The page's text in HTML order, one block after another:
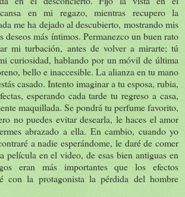
en mi regazo, mientras recupero la
me ha dejado al descubierto, mostrando mis
deseos más íntimos. Permanezco un buen rato
mi turbación, antes de volver a mirarte; tú
curiosidad, hablando por un móvil de última
bello e inaccesible. La alianza en tu mano
casado. Intento imaginar a tu esposa, rubia,
esperando cada tarde tu regreso a casa,
maquillada. Se pondrá tu perfume favorito,
no puedes evitar desearla, le haces el amor
abrazado a ella. En cambio, cuando yo
a nadie esperándome, le daré de comer
película en el video, de esas bien antiguas en
eran más importantes que los efectos
con la protagonista la pérdida del hombre